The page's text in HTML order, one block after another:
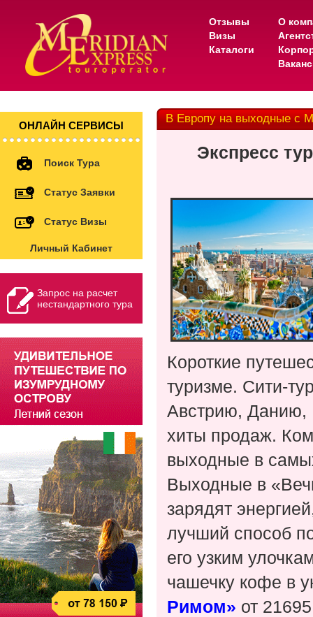
Отзывы
Визы
Каталоги
О
ОНЛАЙН СЕРВИСЫ
Поиск Тура
Статус Заявки
Статус Визы
Личный Кабинет
Запрос на расчет
нестандартного тура
В Европу на выходные с
Экспресс
Короткие
туризме. Сити-
Австрию, Данию,
хиты продаж.
выходные в
Выходные в
зарядят
лучший способ
его узким
чашечку кофе в
Римом» от